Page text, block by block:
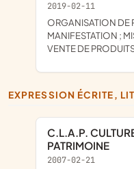
2019-02-11
ORGANISATION DE REPAS ET DE BUVETTE ;
MANIFESTATION ;
VENTE DE
EXPRESSION ÉCRITE,
C.L.A.P. CULTURE, LIVRES, ARTS ET
PATRIMOINE
2007-02-21